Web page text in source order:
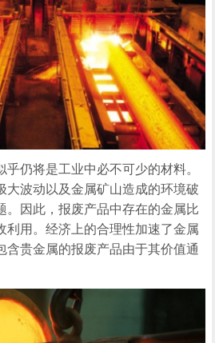
仍将是工业中必不可少的材料。
大波动以及金属矿山造成的环境破
。因此，报废产品中存在的金属比
利用。经济上的合理性加速了金属
含贵金属的报废产品由于其价值通